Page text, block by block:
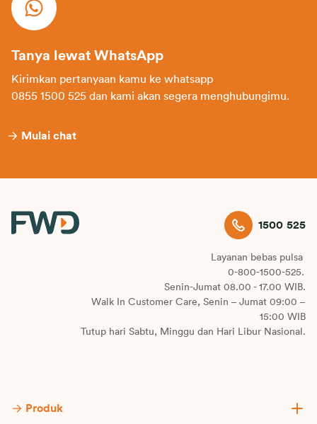
Tanya lewat WhatsApp
Kirimkan pertanyaan kamu ke whatsapp
0855 1500 525 dan kami akan segera menghubungimu.
Mulai chat
1500 525
Layanan bebas pulsa
0-800-1500-525.
Senin-Jumat 08.00 - 17.00 WIB.
Walk In Customer Care, Senin – Jumat 09:00 –
15:00 WIB
Tutup hari Sabtu, Minggu dan Hari Libur Nasional.
Produk